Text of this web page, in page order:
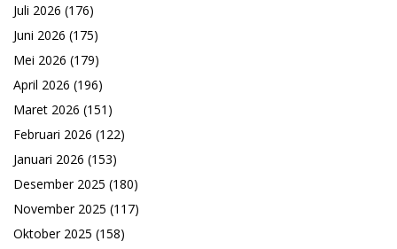
Juli 2026 (176)
Juni 2026 (175)
Mei 2026 (179)
April 2026 (196)
Maret 2026 (151)
Februari 2026 (122)
Januari 2026 (153)
Desember 2025 (180)
November 2025 (117)
Oktober 2025 (158)